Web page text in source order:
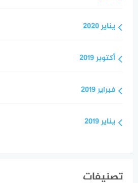
يناير 2020
أكتوبر 2019
فبراير 2019
يناير 2019
تصنيفات